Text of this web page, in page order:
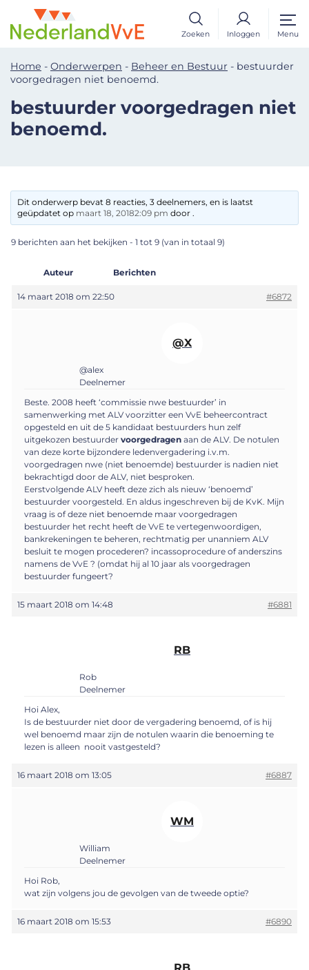
Zoeken Inloggen Menu
Home - Onderwerpen - Beheer en Bestuur - bestuurder
voorgedragen niet benoemd.
bestuurder voorgedragen niet
benoemd.
Dit onderwerp bevat 8 reacties, 3 deelnemers, en is laatst
geüpdatet op maart 18, 20182:09 pm door .
9 berichten aan het bekijken - 1 tot 9 (van in totaal 9)
Auteur Berichten
14 maart 2018 om 22:50 #6872
@X
@alex
Deelnemer
Beste. 2008 heeft ‘commissie nwe bestuurder’ in
samenwerking met ALV voorzitter een VvE beheercontract
opgesteld en uit de 5 kandidaat bestuurders hun zelf
uitgekozen bestuurder voorgedragen aan de ALV. De notulen
van deze korte bijzondere ledenvergadering i.v.m.
voorgedragen nwe (niet benoemde) bestuurder is nadien niet
bekrachtigd door de ALV, niet besproken.
Eerstvolgende ALV heeft deze zich als nieuw ‘benoemd’
bestuurder voorgesteld. En aldus ingeschreven bij de KvK. Mijn
vraag is of deze niet benoemde maar voorgedragen
bestuurder het recht heeft de VvE te vertegenwoordigen,
bankrekeningen te beheren, rechtmatig per unanniem ALV
besluit te mogen procederen? incassoprocedure of anderszins
namens de VvE ? (omdat hij al 10 jaar als voorgedragen
bestuurder fungeert?
15 maart 2018 om 14:48 #6881
RB
Rob
Deelnemer
Hoi Alex,
Is de bestuurder niet door de vergadering benoemd, of is hij
wel benoemd maar zijn de notulen waarin die benoeming te
lezen is alleen nooit vastgesteld?
16 maart 2018 om 13:05 #6887
WM
William
Deelnemer
Hoi Rob,
wat zijn volgens jou de gevolgen van de tweede optie?
16 maart 2018 om 15:53 #6890